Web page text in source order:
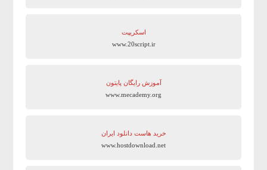
اسکریپت
www.20script.ir
آموزش رایگان پایتون
www.mecademy.org
خرید هاست دانلود ایران
www.hostdownload.net